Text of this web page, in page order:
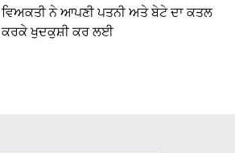
ਵਿਅਕਤੀ ਨੇ ਆਪਣੀ ਪਤਨੀ ਅਤੇ ਬੇਟੇ ਦਾ ਕਤਲ
ਕਰਕੇ ਖੁਦਕੁਸ਼ੀ ਕਰ ਲਈ